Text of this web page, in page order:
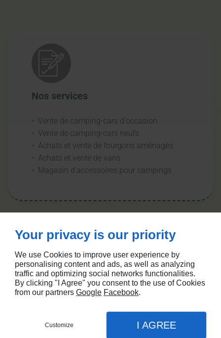
Nos services
Vente de camping-cars d'occasion
Vente de camping-cars neufs
Achats et vente de fourgons aménagés
Achats et vente de vans
Magasin d'accessoires pour campings
Nos atouts
Plus de 30 ans d'expérience dans le
Your privacy is our priority
We use Cookies to improve user experience by
personalising content and ads, as well as analyzing
traffic and optimizing social networks functionalities.
By clicking "I Agree" you consent to the use of Cookies
from our partners Google Facebook.
Customize I AGREE